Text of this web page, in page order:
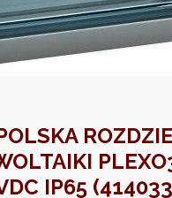
IP65